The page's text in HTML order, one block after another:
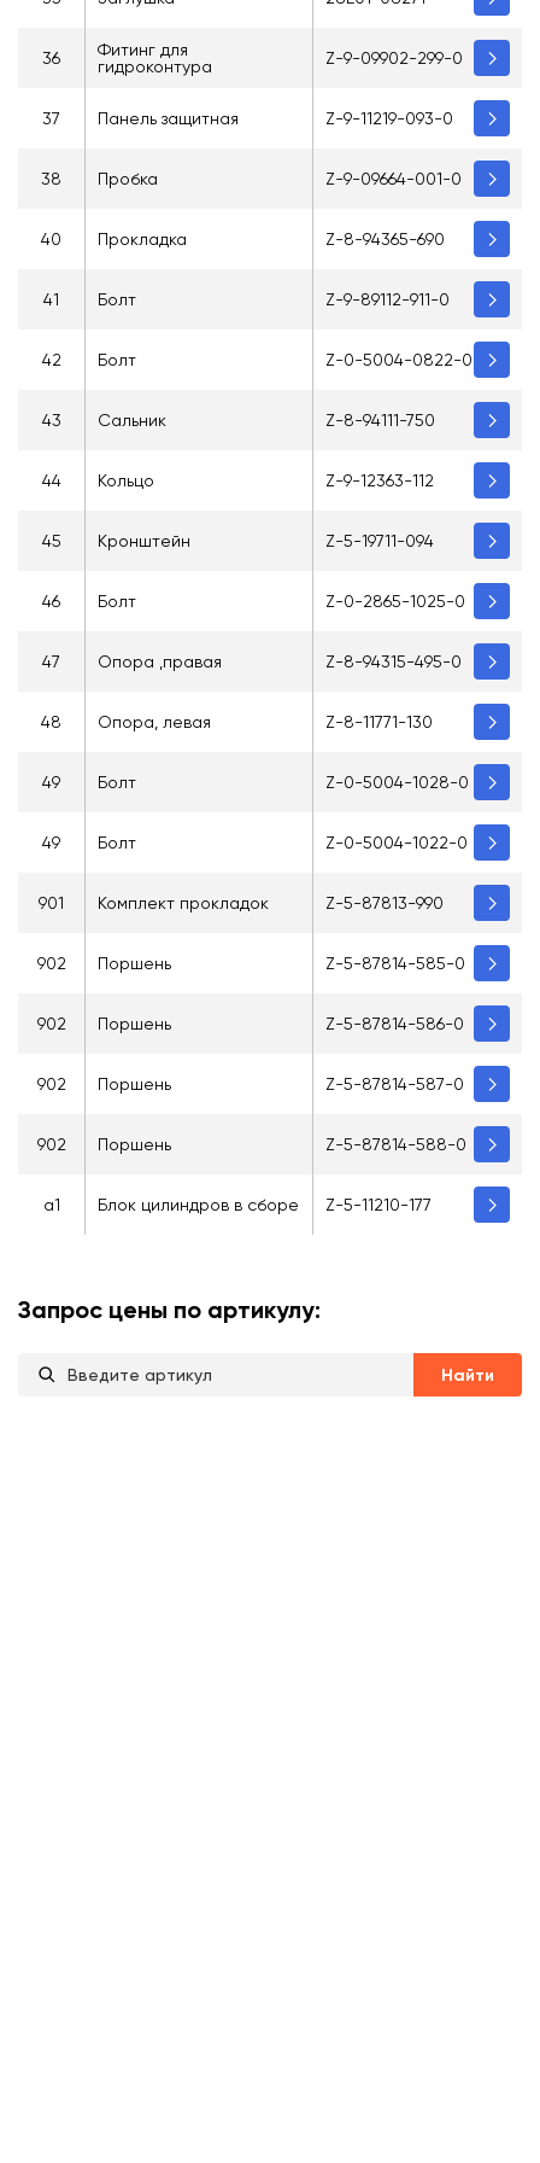
36
Фитинг для
гидроконтура
Z-9-09902-299-0
37 Панель защитная Z-9-11219-093-0
38 Пробка Z-9-09664-001-0
40 Прокладка Z-8-94365-690
41 Болт Z-9-89112-911-0
42 Болт Z-0-5004-0822-0
43 Сальник Z-8-94111-750
44 Кольцо Z-9-12363-112
45 Кронштейн Z-5-19711-094
46 Болт Z-0-2865-1025-0
47 Опора ,правая Z-8-94315-495-0
48 Опора, левая Z-8-11771-130
49 Болт Z-0-5004-1028-0
49 Болт Z-0-5004-1022-0
901 Комплект прокладок Z-5-87813-990
902 Поршень Z-5-87814-585-0
902 Поршень Z-5-87814-586-0
902 Поршень Z-5-87814-587-0
902 Поршень Z-5-87814-588-0
a1 Блок цилиндров в сборе Z-5-11210-177
Запрос цены по артикулу:
Найти